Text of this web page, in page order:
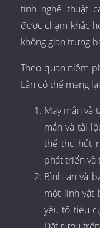
tính nghệ thuật
được chạm khắc
không gian trưng
Theo quan niệm
Lân có thể mang
May mắn và
mắn và tài
thể thu hút
phát triển và
Bình an và
một linh vật
yếu tố tiêu